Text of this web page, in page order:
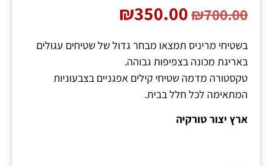
₪700.00
₪350.00
בשטיחי מריניס תמצאו מבחר גדול של שטיחים עגולים
באריגת מכונה בצפיפות גבוהה.
טקסטורה מדמה שטיחי קילים אפגניים בצבעוניות
המתאימה לכל חלל בבית.
ארץ יצור טורקיה